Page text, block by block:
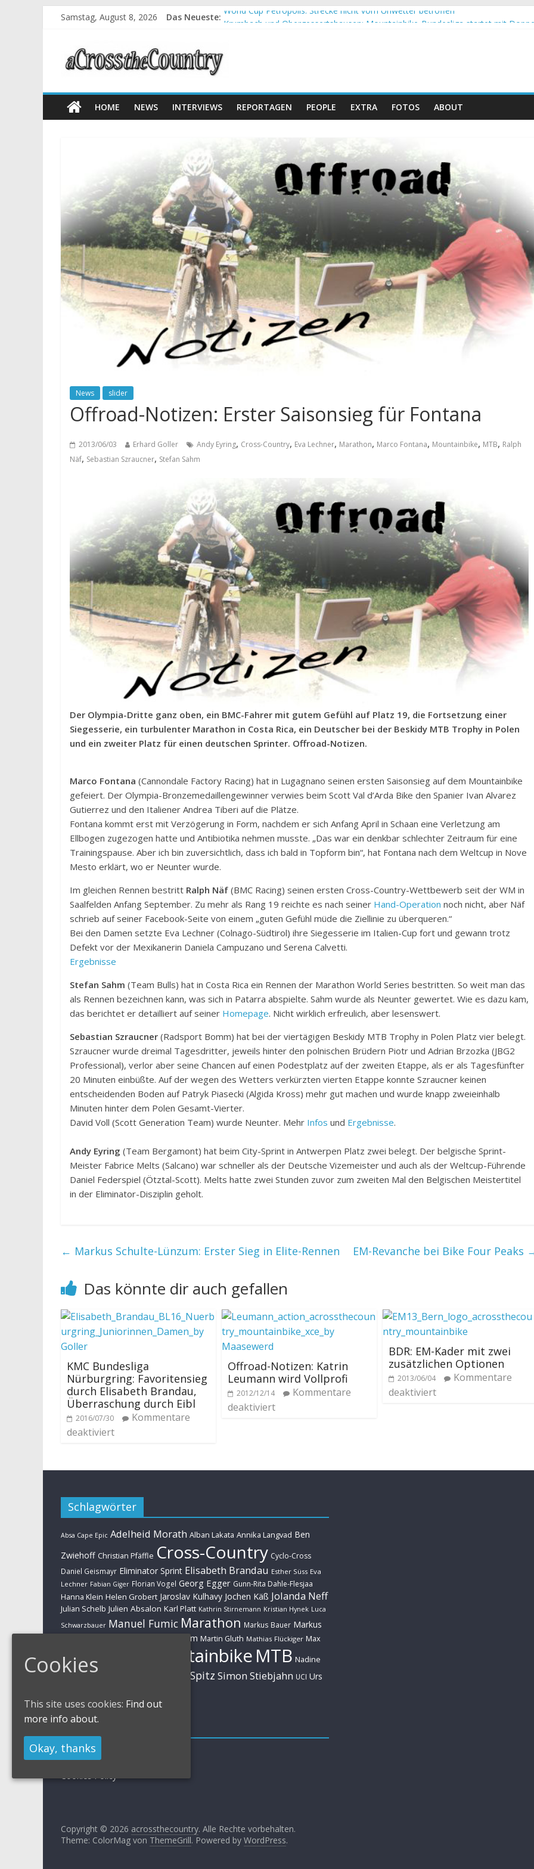
Samstag, August 8, 2026 Das Neueste: World Cup Petropolis: Strecke nicht vom Unwetter betroffen
HOME NEWS INTERVIEWS REPORTAGEN PEOPLE EXTRA FOTOS ABOUT
News slider
Offroad-Notizen: Erster Saisonsieg für Fontana
2013/06/03 Erhard Goller Andy Eyring, Cross-Country, Eva Lechner, Marathon, Marco Fontana, Mountainbike, MTB, Ralph
Näf, Sebastian Szraucner, Stefan Sahm
Der Olympia-Dritte ganz oben, ein BMC-Fahrer mit gutem Gefühl auf Platz 19, die Fortsetzung einer
Siegesserie, ein turbulenter Marathon in Costa Rica, ein Deutscher bei der Beskidy MTB Trophy in Polen
und ein zweiter Platz für einen deutschen Sprinter. Offroad-Notizen.
Marco Fontana (Cannondale Factory Racing) hat in Lugagnano seinen ersten Saisonsieg auf dem Mountainbike
gefeiert. Der Olympia-Bronzemedaillengewinner verwies beim Scott Val d’Arda Bike den Spanier Ivan Alvarez
Gutierrez und den Italiener Andrea Tiberi auf die Plätze.
Fontana kommt erst mit Verzögerung in Form, nachdem er sich Anfang April in Schaan eine Verletzung am
Ellbogen zugezogen hatte und Antibiotika nehmen musste. „Das war ein denkbar schlechter Zeitraum für eine
Trainingspause. Aber ich bin zuversichtlich, dass ich bald in Topform bin“, hat Fontana nach dem Weltcup in Nove
Mesto erklärt, wo er Neunter wurde.
Im gleichen Rennen bestritt Ralph Näf (BMC Racing) seinen ersten Cross-Country-Wettbewerb seit der WM in
Saalfelden Anfang September. Zu mehr als Rang 19 reichte es nach seiner Hand-Operation noch nicht, aber Näf
schrieb auf seiner Facebook-Seite von einem „guten Gefühl müde die Ziellinie zu überqueren.“
Bei den Damen setzte Eva Lechner (Colnago-Südtirol) ihre Siegesserie im Italien-Cup fort und gewann trotz
Defekt vor der Mexikanerin Daniela Campuzano und Serena Calvetti.
Ergebnisse
Stefan Sahm (Team Bulls) hat in Costa Rica ein Rennen der Marathon World Series bestritten. So weit man das
als Rennen bezeichnen kann, was sich in Patarra abspielte. Sahm wurde als Neunter gewertet. Wie es dazu kam,
das berichtet er detailliert auf seiner Homepage. Nicht wirklich erfreulich, aber lesenswert.
Sebastian Szraucner (Radsport Bomm) hat bei der viertägigen Beskidy MTB Trophy in Polen Platz vier belegt.
Szraucner wurde dreimal Tagesdritter, jeweils hinter den polnischen Brüdern Piotr und Adrian Brzozka (JBG2
Professional), verlor aber seine Chancen auf einen Podestplatz auf der zweiten Etappe, als er als Tagesfünfter
20 Minuten einbüßte. Auf der wegen des Wetters verkürzten vierten Etappe konnte Szraucner keinen
entscheidenden Boden auf Patryk Piasecki (Algida Kross) mehr gut machen und wurde knapp zweieinhalb
Minuten hinter dem Polen Gesamt-Vierter.
David Voll (Scott Generation Team) wurde Neunter. Mehr Infos und Ergebnisse.
Andy Eyring (Team Bergamont) hat beim City-Sprint in Antwerpen Platz zwei belegt. Der belgische Sprint-
Meister Fabrice Melts (Salcano) war schneller als der Deutsche Vizemeister und auch als der Weltcup-Führende
Daniel Federspiel (Ötztal-Scott). Melts hatte zwei Stunden zuvor zum zweiten Mal den Belgischen Meistertitel
in der Eliminator-Disziplin geholt.
← Markus Schulte-Lünzum: Erster Sieg in Elite-Rennen EM-Revanche bei Bike Four Peaks
Das könnte dir auch gefallen
KMC Bundesliga
Nürburgring: Favoritensieg
durch Elisabeth Brandau,
Überraschung durch Eibl
2016/07/30
Kommentare
deaktiviert
Offroad-Notizen: Katrin
Leumann wird Vollprofi
2012/12/14
Kommentare
deaktiviert
BDR: EM-Kader mit zwei
zusätzlichen Optionen
2013/06/04
Kommentare
deaktiviert
Schlagwörter
Absa Cape Epic Adelheid Morath Alban Lakata Annika Langvad Ben
Zwiehoff Christian Pfäffle Cross-Country Cyclo-Cross
Daniel Geismayr Eliminator Sprint Elisabeth Brandau Esther Süss Eva
Lechner Fabian Giger Florian Vogel Georg Egger Gunn-Rita Dahle-Flesjaa
Hanna Klein Helen Grobert Jaroslav Kulhavy Jochen Käß Jolanda Neff
Julian Schelb Julien Absalon Karl Platt Kathrin Stirnemann Kristian Hynek Luca
Schwarzbauer Manuel Fumic Marathon Markus Bauer Markus
Markus Schulte-Lünzum Martin Gluth Mathias Flückiger Max
Brandl
Moritz Milatz Mountainbike MTB Nadine
Nino Schurter Sabine Spitz Simon Stiebjahn UCI Urs
Impressum
Impressum / Kontakt
Cookies Policy
Copyright © 2026 acrossthecountry. Alle Rechte vorbehalten.
Theme: ColorMag von ThemeGrill. Powered by WordPress.
Cookies
This site uses cookies: Find out
more info about.
Okay, thanks